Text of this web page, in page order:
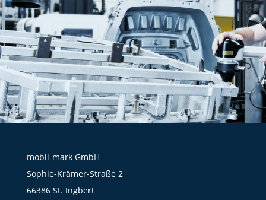
mobil-mark GmbH
Sophie-Krämer-Straße 2
66386 St. Ingbert